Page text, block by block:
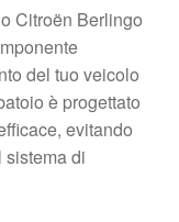
Citroën Berlingo
del tuo veicolo
è progettato
evitando
sistema di